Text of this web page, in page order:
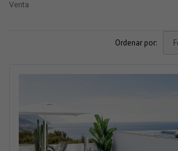
Venta
Ordenar por: